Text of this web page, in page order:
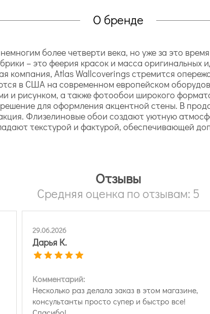
О бренде
более четверти века, но уже за это
– это феерия красок и масса
компания, Atlas Wallcoverings стремится
в США на современном европейском
и рисунком, а также фотообои широкого
для оформления акцентной стены. В
Флизелиновые обои создают уютную
текстурой и фактурой, обеспечивающей
Отзывы
Средняя оценка по отзывам: 5
29.06.2026
Дарья К.
Комментарий:
Несколько раз делала заказ в этом магазине,
консультанты просто супер и быстро все!